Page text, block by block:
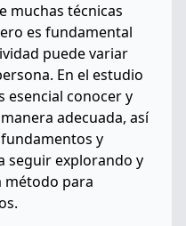
muchas técnicas
es fundamental
puede variar
En el estudio
esencial conocer y
adecuada, así
y
seguir explorando y
método para